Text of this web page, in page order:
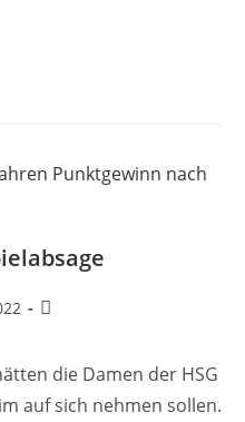
die Damen der HSG
auf sich nehmen sollen.